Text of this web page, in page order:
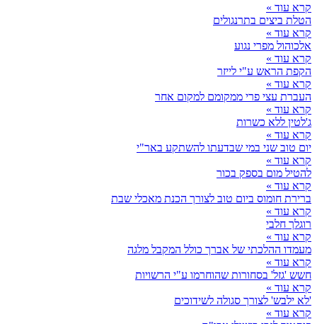
קרא עוד »
הטלת ביצים בתרנגולים
קרא עוד »
אלכוהול מפרי נגוע
קרא עוד »
הקפת הראש ע"י לייזר
קרא עוד »
העברת עצי פרי ממקומם למקום אחר
קרא עוד »
ג'לטין ללא כשרות
קרא עוד »
יום טוב שני במי שבדעתו להשתקע באר"י
קרא עוד »
להטיל מום בספק בכור
קרא עוד »
ברירת חומוס ביום טוב לצורך הכנת מאכלי שבת
קרא עוד »
רוגלך חלבי
קרא עוד »
מעמדו ההלכתי של אברך כולל המקבל מלגה
קרא עוד »
חשש 'גזל' בסחורות שהוחרמו ע"י הרשויות
קרא עוד »
'לא ילבש' לצורך סגולה לשידוכים
קרא עוד »